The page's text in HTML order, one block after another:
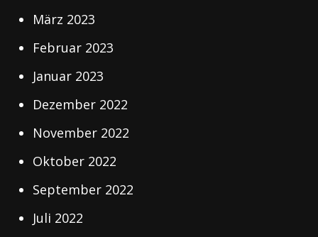
März 2023
Februar 2023
Januar 2023
Dezember 2022
November 2022
Oktober 2022
September 2022
Juli 2022